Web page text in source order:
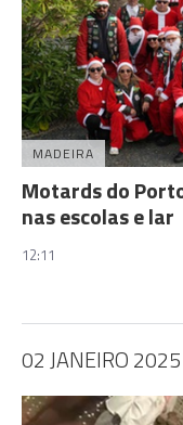
MADEIRA
Motards do
nas escolas e lar
12:11
02 JANEIRO 2025